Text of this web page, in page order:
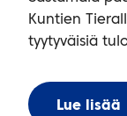
Kuntien
tyytyväisiä
Lue lisää